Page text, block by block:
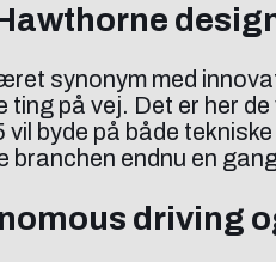
synonym med
ting på vej. Det er her
vil byde på både
branchen endnu en
driving